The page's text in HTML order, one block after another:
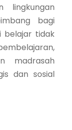
lingkungan
bagi
belajar tidak
madrasah
dan sosial